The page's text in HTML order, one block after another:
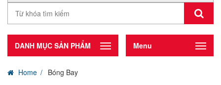
DANH MỤC SẢN PHẨM Menu
Home Bóng Bay